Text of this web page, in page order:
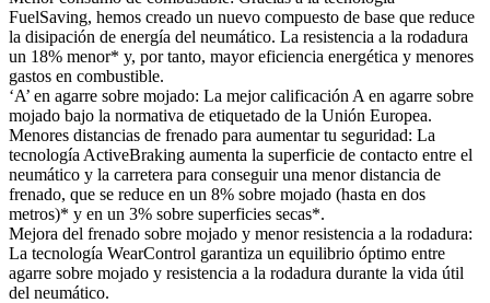
FuelSaving, hemos creado un nuevo compuesto de base que reduce
la disipación de energía del neumático. La resistencia a la rodadura
un 18% menor* y, por tanto, mayor eficiencia energética y menores
gastos en combustible.
‘A’ en agarre sobre mojado: La mejor calificación A en agarre sobre
mojado bajo la normativa de etiquetado de la Unión Europea.
Menores distancias de frenado para aumentar tu seguridad: La
tecnología ActiveBraking aumenta la superficie de contacto entre el
neumático y la carretera para conseguir una menor distancia de
frenado, que se reduce en un 8% sobre mojado (hasta en dos
metros)* y en un 3% sobre superficies secas*.
Mejora del frenado sobre mojado y menor resistencia a la rodadura:
La tecnología WearControl garantiza un equilibrio óptimo entre
agarre sobre mojado y resistencia a la rodadura durante la vida útil
del neumático.